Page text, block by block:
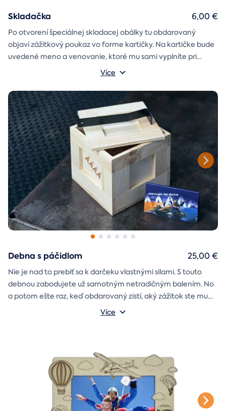
Skladačka
Po otvorení špeciálnej skladacej obálky tu obdarovaný
objaví zážitkový poukaz vo forme kartičky. Na kartičke bude
uvedené meno a venovanie, ktoré mu sami vyplníte pri
Více
6,00 €
Debna s páčidlom
Nie je nad to prebiť sa k darčeku vlastnými silami. S touto
debnou zabodujete už samotným netradičným balením. No
a potom ešte raz, keď obdarovaný zistí, aký zážitok ste mu
darčekovú skladačku
Vonkajšie rozmery: 20 × 20 × 20 cm
Více
25,00 €